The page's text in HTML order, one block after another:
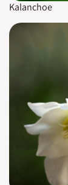
Kalanchoe